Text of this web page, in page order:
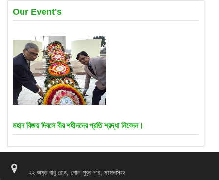
Our Event's
মহান বিজয় দিবসে বীর শহীদদের প্রতি শ্রদ্ধা নিবেদন।
২২ অমৃত বাবু রোড, গোল পুকুর পার, ময়মনসিংহ